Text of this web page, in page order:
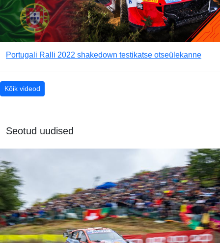
Portugali Ralli 2022 shakedown testikatse otseülekanne
Kõik videod
Seotud uudised